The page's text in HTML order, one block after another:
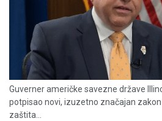
Guverner američke savezne države
potpisao novi, izuzetno značajan
zaštita...